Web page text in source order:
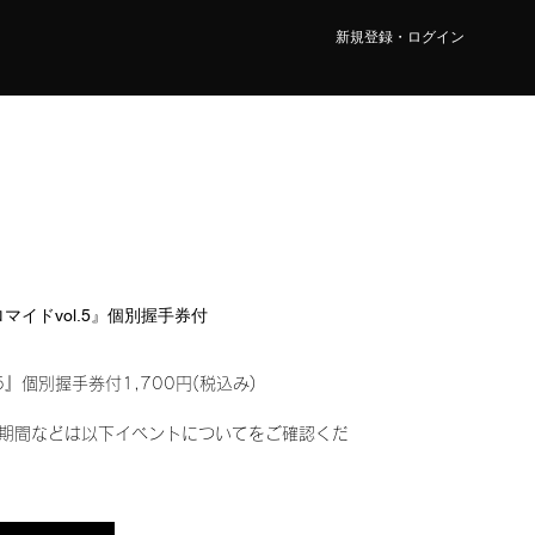
新規登録・ログイン
イドvol.5』個別握手券付
』個別握手券付1,700円(税込み)
間などは以下イベントについてをご確認くだ